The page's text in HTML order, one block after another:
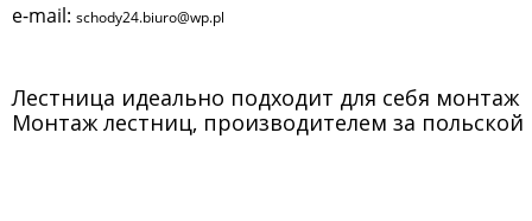
e-mail: schody24.biuro@wp.pl
Лестница идеально подходит для себя монтаж
Монтаж лестниц, производителем за